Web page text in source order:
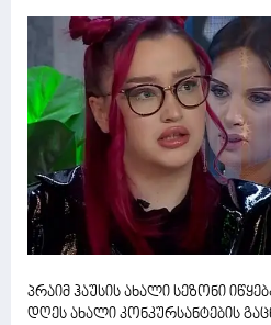
პრაიმ ჰაუსის ახალი სეზონი
დღეს ახალი კონკურსანტების